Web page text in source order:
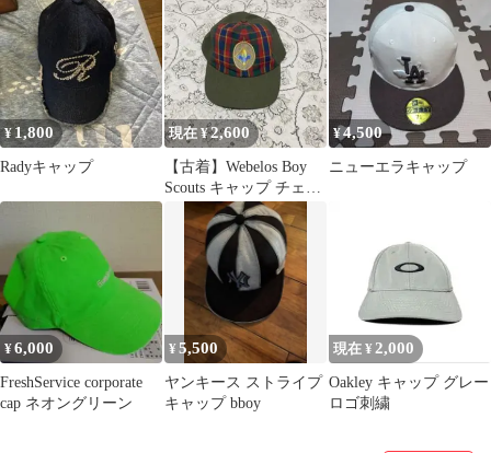
¥ 1,800
Radyキャップ
現在 ¥2,600
【古着】Webelos Boy
Scouts キャップ チェッ
ク柄 グリーン
¥4,500
ニューエラキャップ
¥6,000
FreshService corporate
cap ネオングリーン
¥5,500
ヤンキース ストライプ
キャップ bboy
現在 ¥ 2,000
Oakley キャップ グレー
ロゴ刺繍